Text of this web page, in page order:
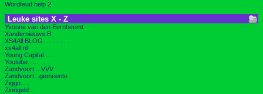
Wordfeud help 2
Leuke sites X - Z
Yvonne van den Eernbeemt
Xandernieuws B
XS4All BLOG. . . . . . . . .
xs4all.nl
Young Capital.......
Youtube......
Zandvoort ...VVV
Zandvoort...gemeente
Ziggo.....
Zinngeld...